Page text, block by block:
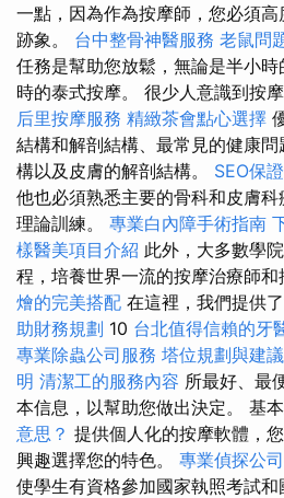
一點，因為作為按摩師，您必須
跡象。 台中整骨神醫服務 老鼠問
任務是幫助您放鬆，無論是半小
時的泰式按摩。 很少人意識到按
后里按摩服務 精緻茶會點心選擇
結構和解剖結構、最常見的健康
構以及皮膚的解剖結構。 SEO保
他也必須熟悉主要的骨科和皮膚
理論訓練。 專業白內障手術指南
樣醫美項目介紹 此外，大多數學
程，培養世界一流的按摩治療師和
燴的完美搭配 在這裡，我們提供
助財務規劃 10 台北值得信賴的牙
專業除蟲公司服務 塔位規劃與建議
明 清潔工的服務內容 所最好、最
本信息，以幫助您做出決定。 基
意思？ 提供個人化的按摩軟體，
興趣選擇您的特色。 專業偵探公
使學生有資格參加國家執照考試和